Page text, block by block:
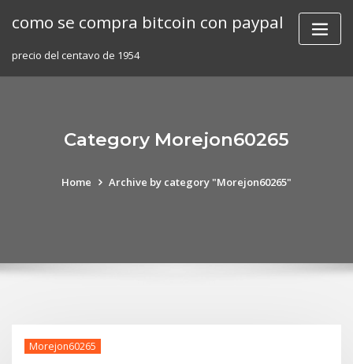
como se compra bitcoin con paypal
precio del centavo de 1954
Category Morejon60265
Home Archive by category "Morejon60265"
Morejon60265